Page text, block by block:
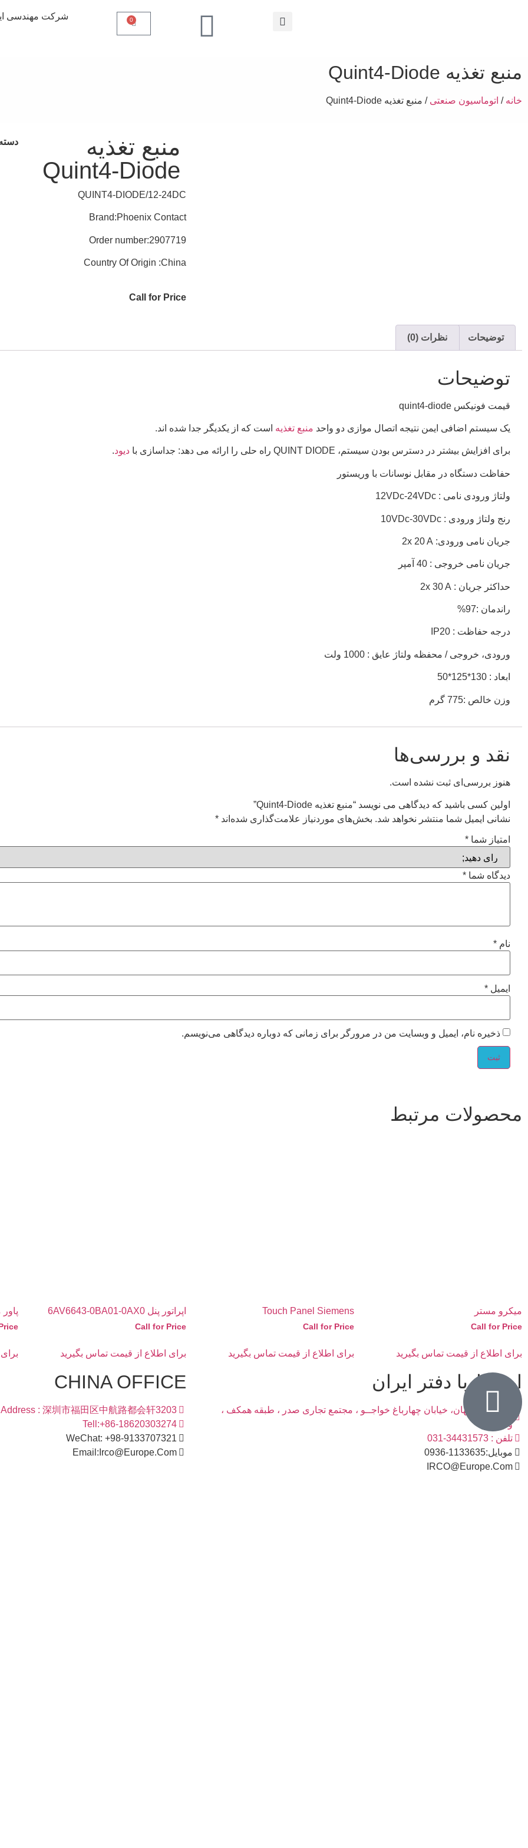
0 شرکت مهندسی
منبع تغذیه Quint4-Diode
خانه / اتوماسیون صنعتی / منبع تغذیه Quint4-Diode
منبع تغذیه
Quint4-Diode
QUINT4-DIODE/12-24DC
Brand:Phoenix Contact
Order number:2907719
Country Of Origin :China
Call for Price
توضیحات نظرات (0)
توضیحات
قیمت فونیکس quint4-diode
یک سیستم اضافی ایمن نتیجه اتصال موازی دو واحد منبع تغذیه است که از یکدیگر جدا شده اند.
برای افزایش بیشتر در دسترس بودن سیستم، QUINT DIODE راه حلی را ارائه می دهد: جداسازی با دیود.
حفاظت دستگاه در مقابل نوسانات با وریستور
ولتاژ ورودی نامی : 12VDc-24VDc
رنج ولتاژ ورودی : 10VDc-30VDc
جریان نامی ورودی: 2x 20 A
جریان نامی خروجی : 40 آمپر
حداکثر جریان : 2x 30 A
راندمان :97%
درجه حفاظت : IP20
ورودی، خروجی / محفظه ولتاژ عایق : 1000 ولت
ابعاد : 130*125*50
وزن خالص :775 گرم
نقد و بررسی‌ها
هنوز بررسی‌ای ثبت نشده است.
اولین کسی باشید که دیدگاهی می نویسد “منبع تغذیه Quint4-Diode”
نشانی ایمیل شما منتشر نخواهد شد. بخش‌های موردنیاز علامت‌گذاری شده‌اند *
امتیاز شما *
دیدگاه شما *
نام *
ایمیل *
ذخیره نام، ایمیل و وبسایت من در مرورگر برای زمانی که دوباره دیدگاهی می‌نویسم.
محصولات مرتبط
میکرو مستر
Call for Price
برای اطلاع از قیمت تماس بگیرید
Touch Panel Siemens
Call for Price
برای اطلاع از قیمت تماس بگیرید
اپراتور پنل 6AV6643-0BA01-0AX0
Call for Price
برای اطلاع از قیمت تماس بگیرید
ارتباط با دفتر ایران
آدرس : اصفهان، خیابان چهارباغ خواجــو ، مجتمع تجاری صدر ، طبقه همکف ،
واحد2
تلفن : 34431573-031
موبایل:1133635-0936
IRCO@Europe.Com
CHINA OFFICE
Address : 深圳市福田区中航路都会轩3203
Tell:+86-18620303274
WeChat: +98-9133707321
Email:Irco@Europe.Com